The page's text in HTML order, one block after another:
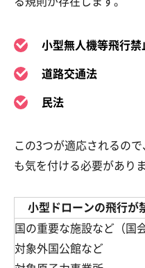
小型無人機等飛行禁
道路交通法
民法
この3つが適応されるの
も気を付ける必要がありま
小型ドローンの飛行が
国の重要な施設など（国
対象外国公館など